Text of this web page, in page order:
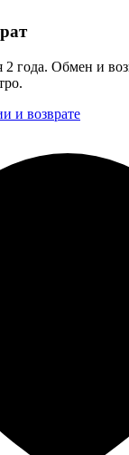
2 года. Обмен и
и возврате